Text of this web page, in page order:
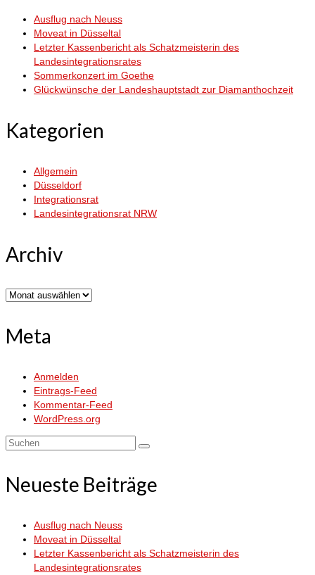
Ausflug nach Neuss
Moveat in Düsseltal
Letzter Kassenbericht als Schatzmeisterin des
Landesintegrationsrates
Sommerkonzert im Goethe
Glückwünsche der Landeshauptstadt zur Diamanthochzeit
Kategorien
Allgemein
Düsseldorf
Integrationsrat
Landesintegrationsrat NRW
Archiv
Archiv
Meta
Anmelden
Eintrags-Feed
Kommentar-Feed
WordPress.org
Suchen
Neueste Beiträge
Ausflug nach Neuss
Moveat in Düsseltal
Letzter Kassenbericht als Schatzmeisterin des
Landesintegrationsrates